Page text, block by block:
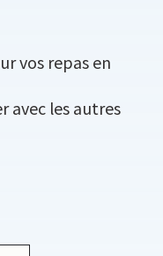
vos repas en
avec les autres